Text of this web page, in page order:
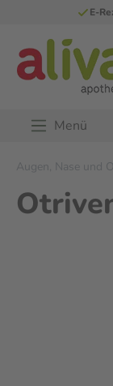
E-
Menü
Augen, Nase und